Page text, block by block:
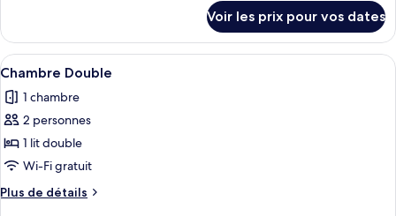
Simple,
accessible
aux
personnes
à
mobilité
réduite
le
type
de
Chambre
Simple,
aux
personnes
mobilité
Voir les prix pour vos dates
Afficher
toutes
les
photos
pour
ce
type
de
Une chambre d’hôtel avec un lit,
5
Chambre Double
1 chambre
2 personnes
1 lit double
Wi-Fi gratuit
Plus de détails
Plus